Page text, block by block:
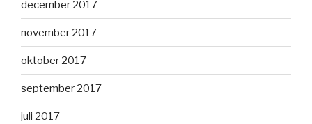
december 2017
november 2017
oktober 2017
september 2017
juli 2017